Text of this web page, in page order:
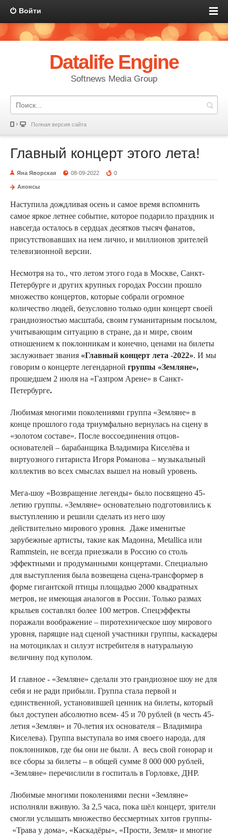
Войти
Datalife Engine
Softnews Media Group
Полная версия сайта
Главный концерт этого лета!
Яна Яворская 08-09-2022 0
Анонсы
Наступила дождливая осень и самое время вспомнить
самое яркое летнее событие, которое подарило праздник и
навсегда осталось в сердцах десятков тысяч фанатов,
присутствовавших на нем лично, и миллионов зрителей
телевизионной версии.
Несмотря на то., что летом этого года в Москве, Санкт-
Петербурге и других крупных городах России прошло
множество концертов, которые собрали огромное
количество людей, безусловно только один концерт своей
грандиозностью масштаба, своим гуманитарным посылом,
учитывающим ситуацию в стране, да и мире, своим
отношением к поклонникам и конечно, ценами на билеты
заслуживает звания «Главный концерт лета -2022». И мы
говорим о концерте легендарной группы «Земляне»,
прошедшем 2 июля на «Газпром Арене» в Санкт-
Петербурге.
Любимая многими поколениями группа «Земляне» в
конце прошлого года триумфально вернулась на сцену в
«золотом составе». После воссоединения отцов-
основателей – барабанщика Владимира Киселёва и
виртуозного гитариста Игоря Романова – музыкальный
коллектив во всех смыслах вышел на новый уровень.
Мега-шоу «Возвращение легенды» было посвящено 45-
летию группы. «Земляне» основательно подготовились к
выступлению и решили сделать из него шоу
действительно мирового уровня. Даже именитые
зарубежные артисты, такие как Мадонна, Metallica или
Rammstein, не всегда приезжали в Россию со столь
эффектными и продуманными концертами. Специально
для выступления была возвещена сцена-трансформер в
форме гигантской птицы площадью 2000 квадратных
метров, не имеющая аналогов в России. Только размах
крыльев составлял более 100 метров. Спецэффекты
поражали воображение – пиротехническое шоу мирового
уровня, парящие над сценой участники группы, каскадеры
на мотоциклах и силуэт истребителя в натуральную
величину под куполом.
И главное - «Земляне» сделали это грандиозное шоу не для
себя и не ради прибыли. Группа стала первой и
единственной, установившей ценник на билеты, который
был доступен абсолютно всем- 45 и 70 рублей (в честь 45-
летия «Землян» и 70-летия их основателя – Владимира
Киселева). Группа выступала во имя своего народа, для
поклонников, где бы они не были. А весь свой гонорар и
все сборы за билеты – в общей сумме 8 000 000 рублей,
«Земляне» перечислили в госпиталь в Горловке, ДНР.
Любимые многими поколениями песни «Земляне»
исполняли вживую. За 2,5 часа, пока шёл концерт, зрители
смогли услышать множество бессмертных хитов группы-
«Трава у дома», «Каскадёры», «Прости, Земля» и многие